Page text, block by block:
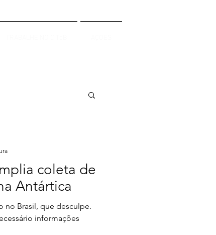
coleta de
Antártica
no Brasil, que desculpe.
informações